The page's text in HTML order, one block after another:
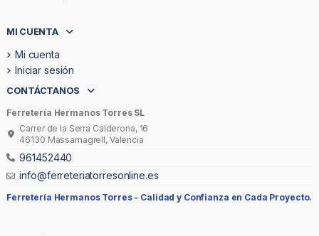
MI CUENTA
Mi cuenta
Iniciar sesión
CONTÁCTANOS
Ferretería Hermanos Torres SL
Carrer de la Serra Calderona, 16
46130 Massamagrell, Valencia
961452440
info@ferreteriatorresonline.es
Ferretería Hermanos Torres - Calidad y Confianza en Cada Proyecto.